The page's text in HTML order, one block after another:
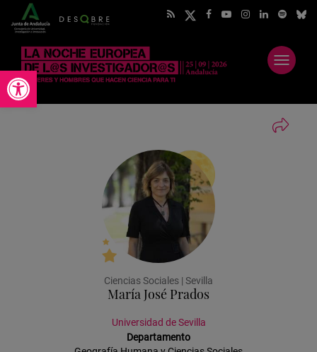
Abrir barra de herramientas
Abrir
menú
Ciencias Sociales | Sevilla
María José Prados
Universidad de Sevilla
Departamento